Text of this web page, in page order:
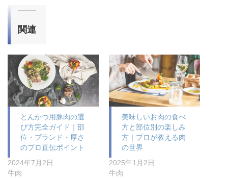
関連
とんかつ用豚肉の選
び方完全ガイド｜部
位・ブランド・厚さ
のプロ直伝ポイント
2024年7月2日
牛肉
美味しいお肉の食べ
方と部位別の楽しみ
方｜プロが教える肉
の世界
2025年1月2日
牛肉